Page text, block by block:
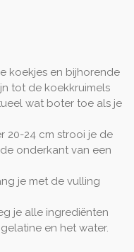
koekjes en bijhorende
tot de koekkruimels
wat boter toe als je
20-24 cm strooi je de
onderkant van een
je met de vulling
je alle ingrediënten
en het water.